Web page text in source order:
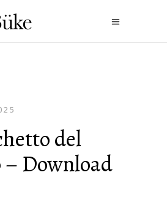
del
Download